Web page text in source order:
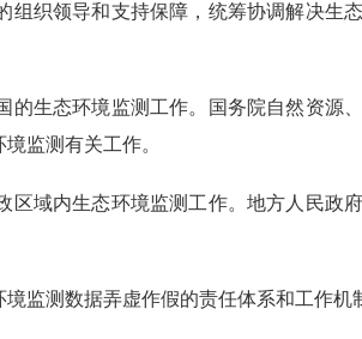
织领导和支持保障，统筹协调解决生
生态环境监测工作。国务院自然资源
监测有关工作。
域内生态环境监测工作。地方人民政
测数据弄虚作假的责任体系和工作机